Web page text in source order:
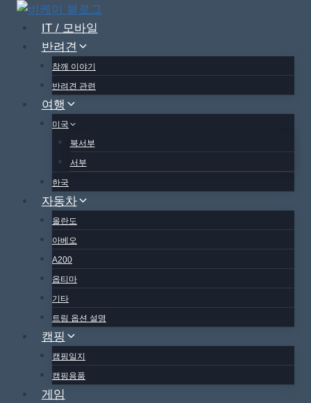
Skip
content
IT / 모바일
반려견
참깨 이야기
반려견 관련
여행
미국
북서부
서부
한국
자동차
올란도
아베오
A200
옵티마
기타
트림 옵션 설명
캠핑
캠핑일지
캠핑용품
게임